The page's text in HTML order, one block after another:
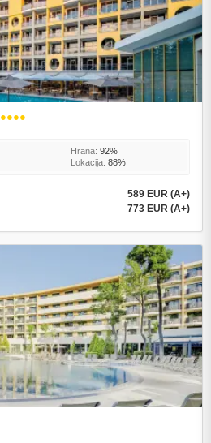
●●●●
Hrana: 92%
Lokacija: 88%
589 EUR (A+)
773 EUR (A+)